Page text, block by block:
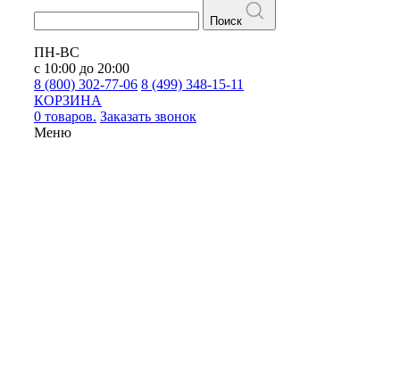
Поиск
ПН-ВС
с 10:00 до 20:00
8 (800) 302-77-06 8 (499) 348-15-11
КОРЗИНА
0 товаров. Заказать звонок
Меню